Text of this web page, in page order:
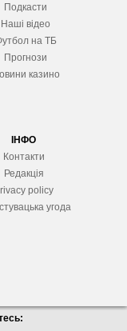
Подкасти
Наші відео
на ТБ
Прогнози
казино
ІНФО
Контакти
Редакція
policy
угода